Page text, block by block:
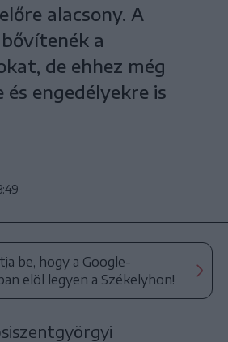
alacsony. A
a
de ehhez még
engedélyekre is
be, hogy a Google-
elöl legyen a Székelyhon!